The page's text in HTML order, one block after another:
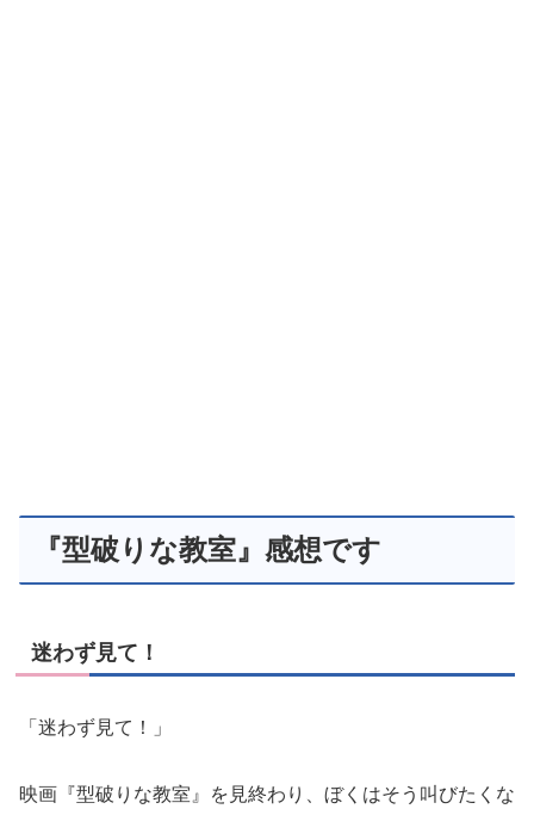
『型破りな教室』感想です
迷わず見て！
「迷わず見て！」
映画『型破りな教室』を見終わり、ぼくはそう叫びたくな